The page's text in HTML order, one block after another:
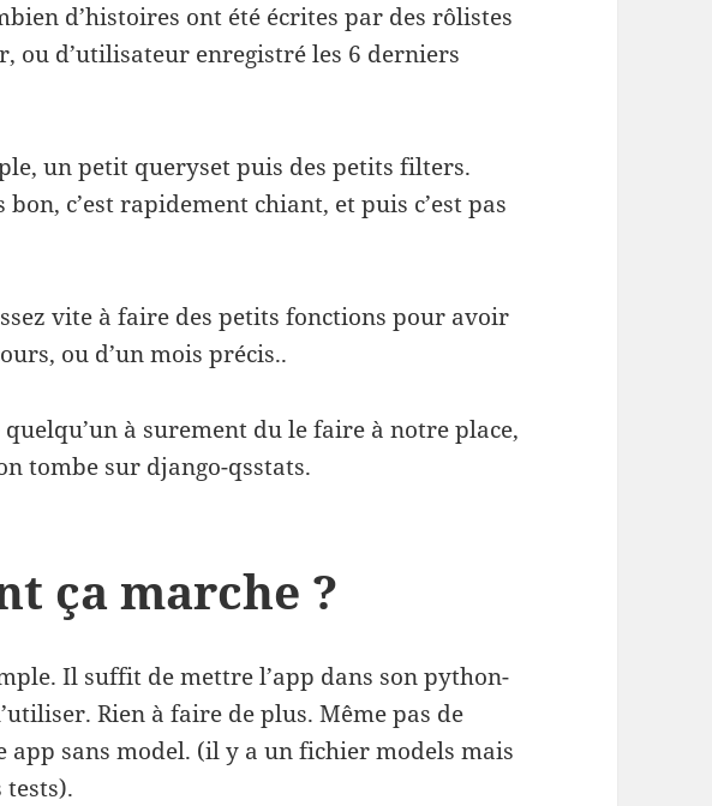
d’histoires ont été écrites par des rôlistes
ou d’utilisateur enregistré les 6 derniers
un petit queryset puis des petits filters.
bon, c’est rapidement chiant, et puis c’est pas
vite à faire des petits fonctions pour avoir
ou d’un mois précis..
à surement du le faire à notre place,
tombe sur django-qsstats.
ça marche ?
Il suffit de mettre l’app dans son python-
Rien à faire de plus. Même pas de
app sans model. (il y a un fichier models mais
tests).